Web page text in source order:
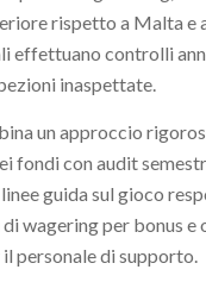
rispetto a Malta e
effettuano controlli
inaspettate.
un approccio
fondi con audit
guida sul gioco
wagering per bonus e
personale di supporto.